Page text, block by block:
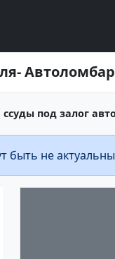
под залог
быть не